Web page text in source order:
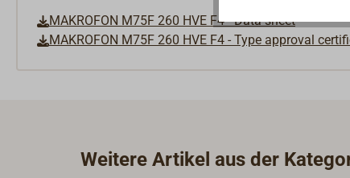
MAKROFON M75F 260 HVE F4 - Data sheet
MAKROFON M75F 260 HVE F4 - Type approval
Weitere Artikel aus der